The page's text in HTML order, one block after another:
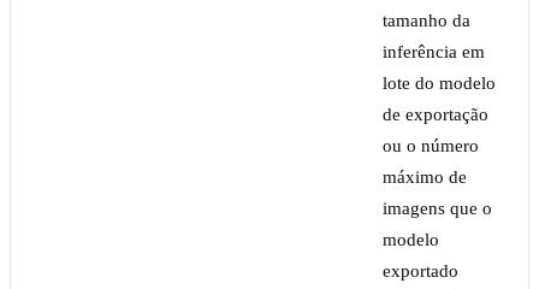
tamanho da
inferência em
lote do modelo
de exportação
ou o número
máximo de
imagens que o
modelo
exportado